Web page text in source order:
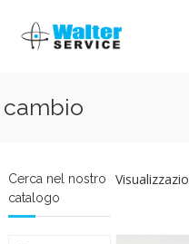
content
Walter
Service
parti
veicolo?
Vieni
cambio
Cerca nel nostro
catalogo